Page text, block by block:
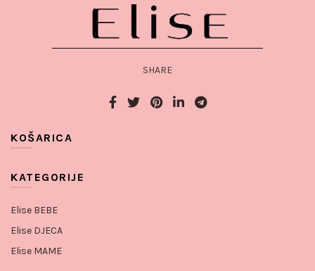
SHARE
KOŠARICA
KATEGORIJE
Elise BEBE
Elise DJECA
Elise MAME